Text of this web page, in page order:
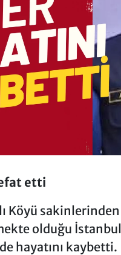
etti
Köyü
olduğu İstanbul
hayatını kaybetti.